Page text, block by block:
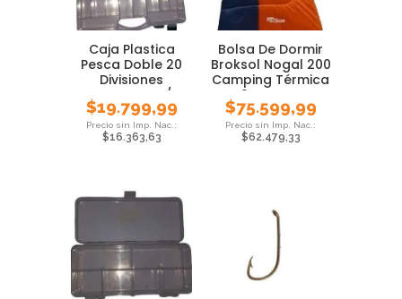
Caja Plastica
Pesca Doble 20
Divisiones
Gavetero P/
Anzuelos
$19.799,99
$16.363,63
Bolsa De Dormir
Broksol Nogal 200
Camping Térmica
0° Carpa
$75.599,99
$62.479,33